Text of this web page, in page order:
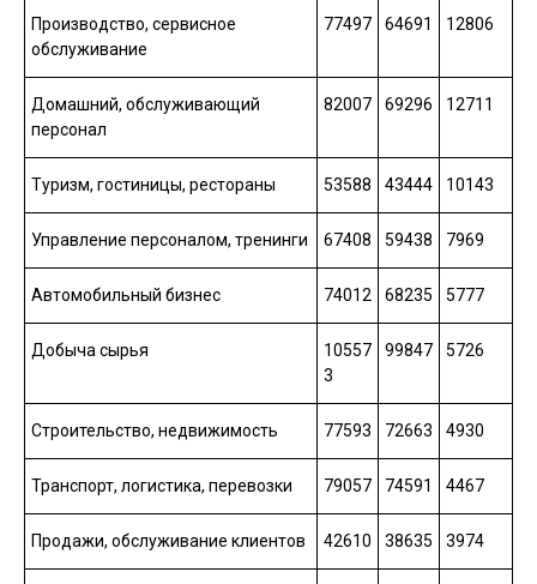
Производство, сервисное
обслуживание
77497 64691 12806
Домашний, обслуживающий
персонал
82007 69296 12711
Туризм, гостиницы, рестораны 53588 43444 10143
Управление персоналом, тренинги 67408 59438 7969
Автомобильный бизнес 74012 68235 5777
Добыча сырья
10557
3
99847 5726
Строительство, недвижимость 77593 72663 4930
Транспорт, логистика, перевозки 79057 74591 4467
Продажи, обслуживание клиентов 42610 38635 3974